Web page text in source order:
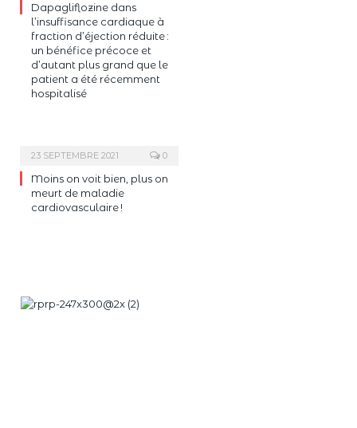
Dapagliflozine dans
l’insuffisance cardiaque à
fraction d’éjection réduite :
un bénéfice précoce et
d’autant plus grand que le
patient a été récemment
hospitalisé
23 SEPTEMBRE 2021 0
Moins on voit bien, plus on
meurt de maladie
cardiovasculaire !